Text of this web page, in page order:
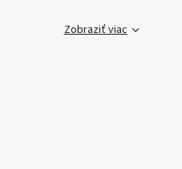
Zobraziť viac